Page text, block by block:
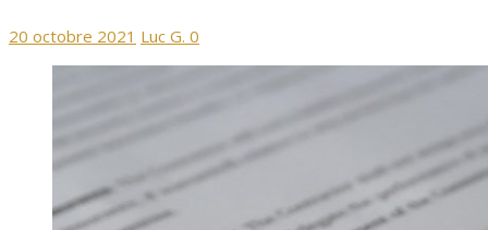
Publié
20 octobre 2021 Auteur/autrice
Luc G. 0